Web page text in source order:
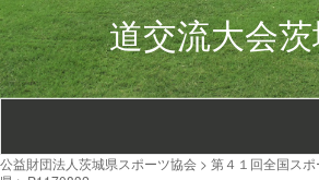
道交流大会
公益財団法人茨城県スポーツ協会 > 第４１回全国ス